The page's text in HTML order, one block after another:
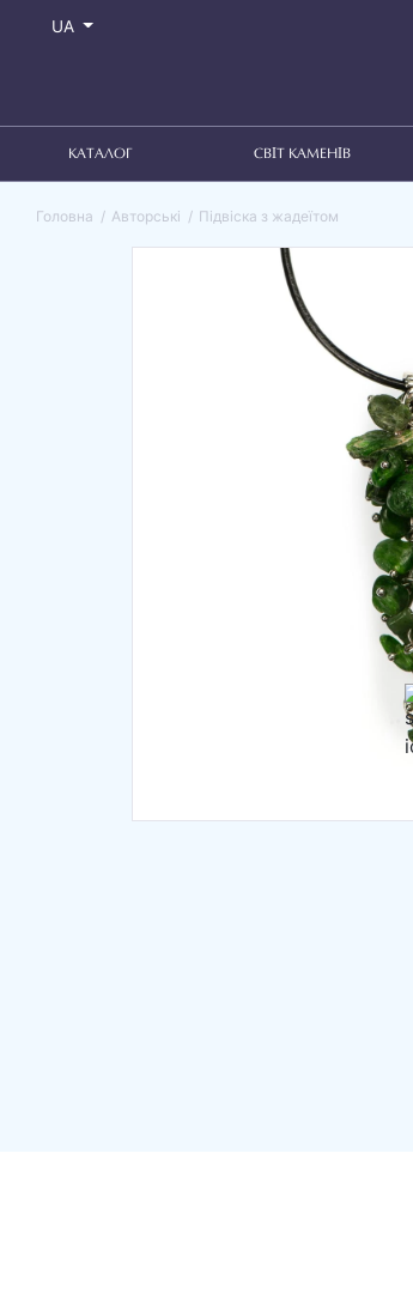
UA
КАТАЛОГ СВІТ КАМЕНІВ
Головна Авторські Підвіска з жадеїтом